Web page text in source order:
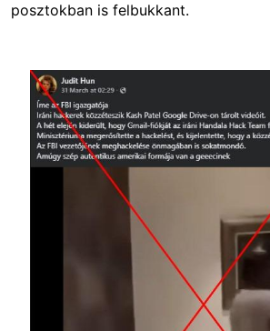
posztokban is felbukkant.
Image